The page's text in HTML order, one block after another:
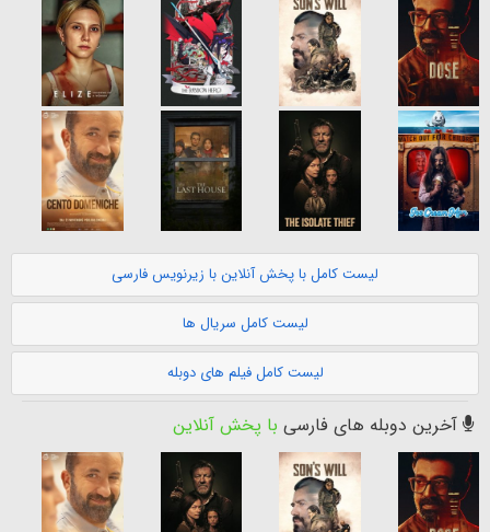
لیست کامل با پخش آنلاین با زیرنویس فارسی
لیست کامل سریال ها
لیست کامل فیلم های دوبله
آخرین دوبله های فارسی با پخش آنلاین